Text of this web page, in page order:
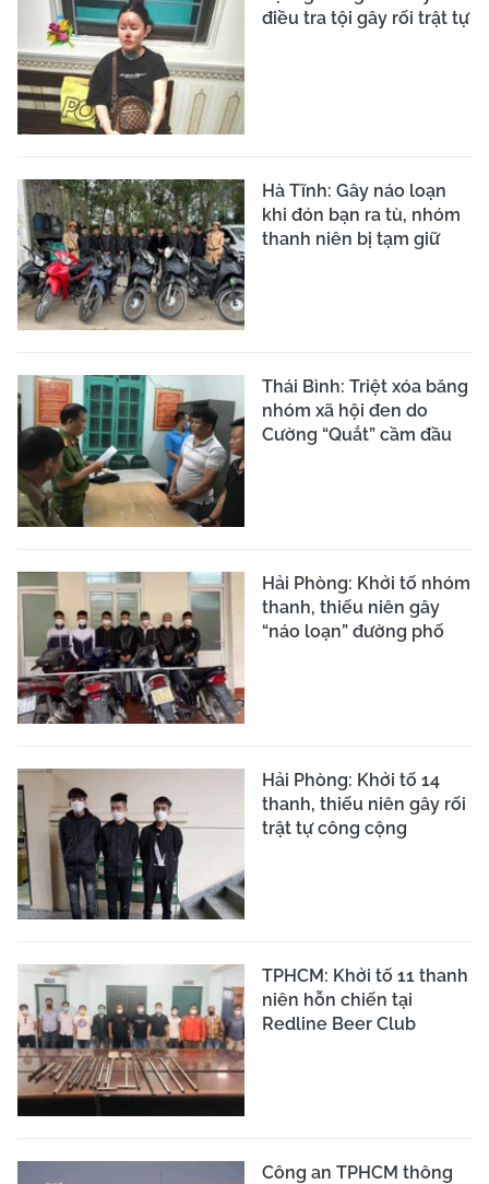
điều tra tội gây rối trật tự
Hà Tĩnh: Gây náo loạn
khi đón bạn ra tù, nhóm
thanh niên bị tạm giữ
Thái Bình: Triệt xóa băng
nhóm xã hội đen do
Cường “Quắt” cầm đầu
Hải Phòng: Khởi tố nhóm
thanh, thiếu niên gây
“náo loạn” đường phố
Hải Phòng: Khởi tố 14
thanh, thiếu niên gây rối
trật tự công cộng
TPHCM: Khởi tố 11 thanh
niên hỗn chiến tại
Redline Beer Club
Công an TPHCM thông